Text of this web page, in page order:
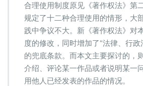
合理使用制度原见《著作权法》第
规定了十二种合理使用的情形，大
践中争议不大。新《著作权法》对
度的修改，同时增加了“法律、行
的兜底条款。而本文主要探讨的，
介绍、评论某一作品或者说明某一
用他人已经发表的作品的情况。